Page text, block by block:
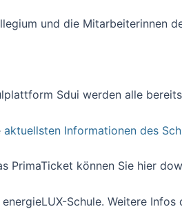
und die Mitarbeiterinnen
Sdui werden alle
aktuellsten Informationen des
PrimaTicket können Sie hier
Schule. Weitere